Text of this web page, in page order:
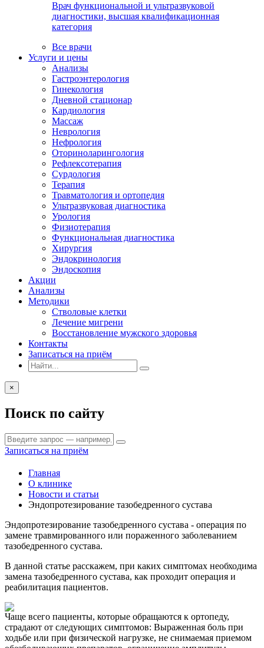
Врач функциональной и ультразвуковой
диагностики, высшая квалификационная
категория
Все врачи
Услуги и цены
Анализы
Гастроэнтерология
Гинекология
Дневной стационар
Кардиология
Массаж
Неврология
Нефрология
Оториноларингология
Рефлексотерапия
Сурдология
Терапия
Травматология и ортопедия
Ультразвуковая диагностика
Урология
Физиотерапия
Функциональная диагностика
Хирургия
Эндокринология
Эндоскопия
Акции
Анализы
Методики
Стволовые клетки
Лечение мигрени
Восстановление мужского здоровья
Контакты
Записаться на приём
×
Поиск по сайту
Записаться на приём
Главная
О клинике
Новости и статьи
Эндопротезирование тазобедренного сустава
Эндопротезирование тазобедренного сустава - операция по
замене травмированного или пораженного заболеванием
тазобедренного сустава.
В данной статье расскажем, при каких симптомах необходима
замена тазобедренного сустава, как проходит операция и
реабилитация пациентов.
Чаще всего пациенты, которые обращаются к ортопеду,
страдают от следующих симптомов: Выраженная боль при
ходьбе или при физической нагрузке, не снимаемая приемом